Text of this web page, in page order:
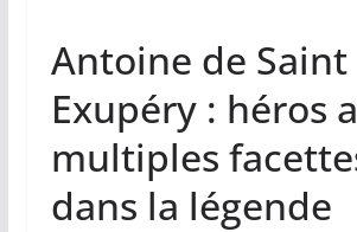
Antoine de Saint
Exupéry : héros
multiples
dans la légende